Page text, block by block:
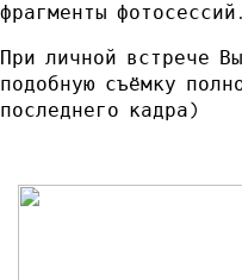
фрагменты фотосессий.
При личной встрече
подобную съёмку
последнего кадра)